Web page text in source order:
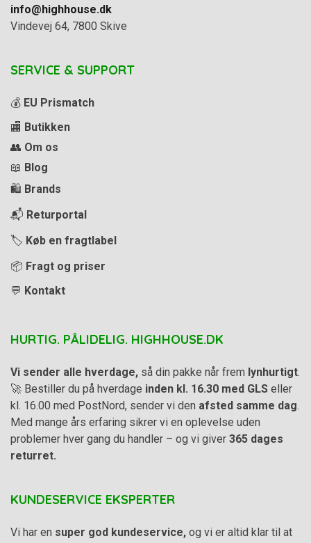
info@highhouse.dk
Vindevej 64, 7800 Skive
SERVICE & SUPPORT
💰 EU Prismatch
🏬 Butikken
👥 Om os
📖 Blog
🛍️ Brands
📬 Returportal
🏷️ Køb en fragtlabel
📦 Fragt og priser
💬 Kontakt
HURTIG. PÅLIDELIG. HIGHHOUSE.DK
Vi sender alle hverdage, så din pakke når frem lynhurtigt
🚀 Bestiller du på hverdage inden kl. 16.30 med GLS eller
kl. 16.00 med PostNord, sender vi den afsted samme dag
Med mange års erfaring sikrer vi en oplevelse uden
problemer hver gang du handler – og vi giver 365 dages
returret.
KUNDESERVICE EKSPERTER
Vi har en super god kundeservice, og vi er altid klar til at